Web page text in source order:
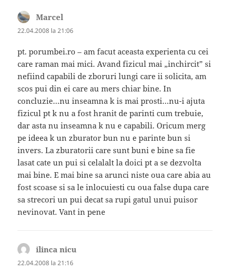
Marcel
22.04.2008 la 21:06
pt. porumbei.ro – am facut aceasta experienta cu cei
care raman mai mici. Avand fizicul mai „inchircit” si
nefiind capabili de zboruri lungi care ii solicita, am
scos pui din ei care au mers chiar bine. In
concluzie…nu inseamna k is mai prosti…nu-i ajuta
fizicul pt k nu a fost hranit de parinti cum trebuie,
dar asta nu inseamna k nu e capabili. Oricum merg
pe ideea k un zburator bun nu e parinte bun si
invers. La zburatorii care sunt buni e bine sa fie
lasat cate un pui si celalalt la doici pt a se dezvolta
mai bine. E mai bine sa arunci niste oua care abia au
fost scoase si sa le inlocuiesti cu oua false dupa care
sa strecori un pui decat sa rupi gatul unui puisor
nevinovat. Vant in pene
ilinca nicu
22.04.2008 la 21:16